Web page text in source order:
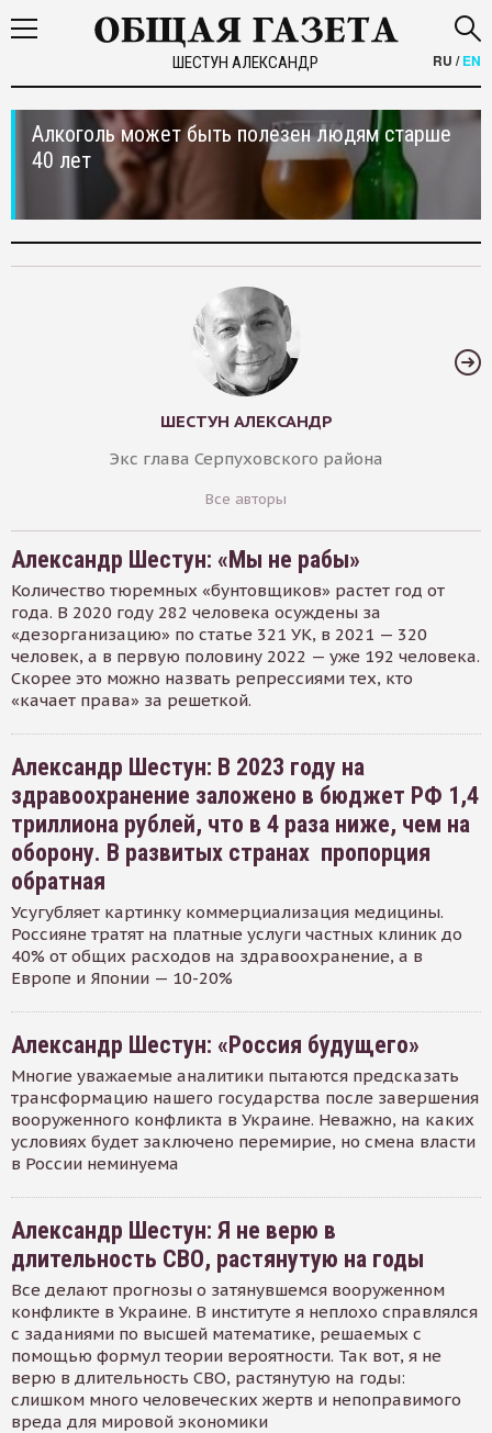
ШЕСТУН АЛЕКСАНДР RU /EN
Алкоголь может быть полезен людям старше
40 лет
ШЕСТУН АЛЕКСАНДР
Экс глава Серпуховского района
Все авторы
Александр Шестун: «Мы не рабы»
Количество тюремных «бунтовщиков» растет год от
года. В 2020 году 282 человека осуждены за
«дезорганизацию» по статье 321 УК, в 2021 — 320
человек, а в первую половину 2022 — уже 192 человека.
Скорее это можно назвать репрессиями тех, кто
«качает права» за решеткой.
Александр Шестун: В 2023 году на
здравоохранение заложено в бюджет РФ 1,4
триллиона рублей, что в 4 раза ниже, чем на
оборону. В развитых странах пропорция
обратная
Усугубляет картинку коммерциализация медицины.
Россияне тратят на платные услуги частных клиник до
40% от общих расходов на здравоохранение, а в
Европе и Японии — 10-20%
Александр Шестун: «Россия будущего»
Многие уважаемые аналитики пытаются предсказать
трансформацию нашего государства после завершения
вооруженного конфликта в Украине. Неважно, на каких
условиях будет заключено перемирие, но смена власти
в России неминуема
Александр Шестун: Я не верю в
длительность СВО, растянутую на годы
Все делают прогнозы о затянувшемся вооруженном
конфликте в Украине. В институте я неплохо справлялся
с заданиями по высшей математике, решаемых с
помощью формул теории вероятности. Так вот, я не
верю в длительность СВО, растянутую на годы:
слишком много человеческих жертв и непоправимого
вреда для мировой экономики